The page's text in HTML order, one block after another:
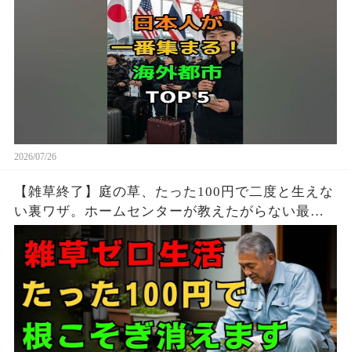
2026/07/26
【雑草終了】庭の草、たった100円で二度と生えな
い裏ワザ。ホームセンターが教えたがらない最強
の天然除草剤の作り方 | 雑草対策 | 安全な除草方法
| シニア 園芸